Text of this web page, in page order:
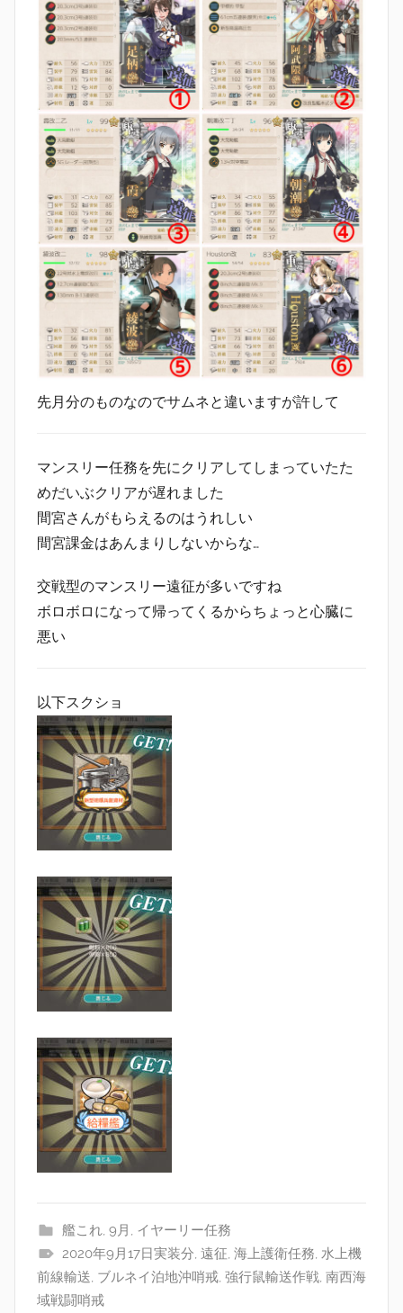
先月分のものなのでサムネと違いますが許して
マンスリー任務を先にクリアしてしまっていたた
めだいぶクリアが遅れました
間宮さんがもらえるのはうれしい
間宮課金はあんまりしないからな…
交戦型のマンスリー遠征が多いですね
ボロボロになって帰ってくるからちょっと心臓に
悪い
以下スクショ
艦これ, 9月 , イヤーリー任務
2020年9月17日実装分, 遠征, 海上護衛任務, 水上機
前線輸送, ブルネイ泊地沖哨戒, 強行鼠輸送作戦, 南西海
域戦闘哨戒